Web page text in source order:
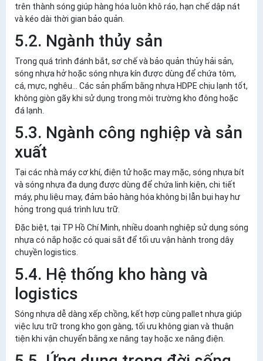
trên thành sóng giúp hàng hóa luôn khô ráo, hạn chế dập nát
và kéo dài thời gian bảo quản.
5.2. Ngành thủy sản
Trong quá trình đánh bắt, sơ chế và bảo quản thủy hải sản,
sóng nhựa hở hoặc sóng nhựa kín được dùng để chứa tôm,
cá, mực, nghêu... Các sản phẩm bằng nhựa HDPE chịu lạnh tốt,
không giòn gãy khi sử dụng trong môi trường kho đông hoặc
đá lạnh.
5.3. Ngành công nghiệp và sản
xuất
Tại các nhà máy cơ khí, điện tử hoặc may mặc, sóng nhựa bít
vàsóng nhựa đa dụng được dùng để chứa linh kiện, chi tiết
máy, phụ liệu may, đảm bảo hàng hóa không bị lẫn bụi hay hư
hỏng trong quá trình lưu trữ.
Đặc biệt, tại TP Hồ Chí Minh, nhiều doanh nghiệp sử dụng sóng
nhựa có nắp hoặc có quai sắt để tối ưu vận hành trong dây
chuyền logistics.
5.4. Hệ thống kho hàng và
logistics
Sóng nhựa dễ dàng xếp chồng, kết hợp cùng pallet nhựa giúp
việc lưu trữ trong kho gọn gàng, tối ưu không gian và thuận
tiện khi vận chuyển bằng xe nâng tay hoặc xe nâng điện.